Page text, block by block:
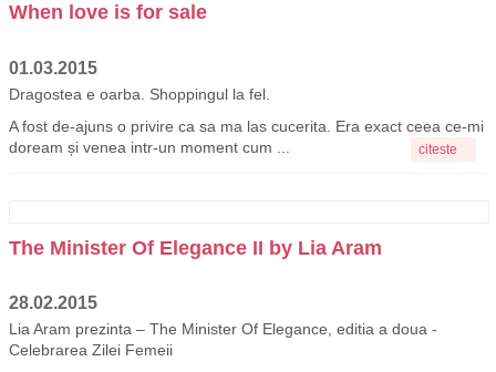
When love is for sale
01.03.2015
Dragostea e oarba. Shoppingul la fel.
A fost de-ajuns o privire ca sa ma las cucerita. Era exact ceea ce-mi
doream și venea intr-un moment cum ...
citeste
The Minister Of Elegance II by Lia Aram
28.02.2015
Lia Aram prezinta – The Minister Of Elegance, editia a doua -
Celebrarea Zilei Femeii